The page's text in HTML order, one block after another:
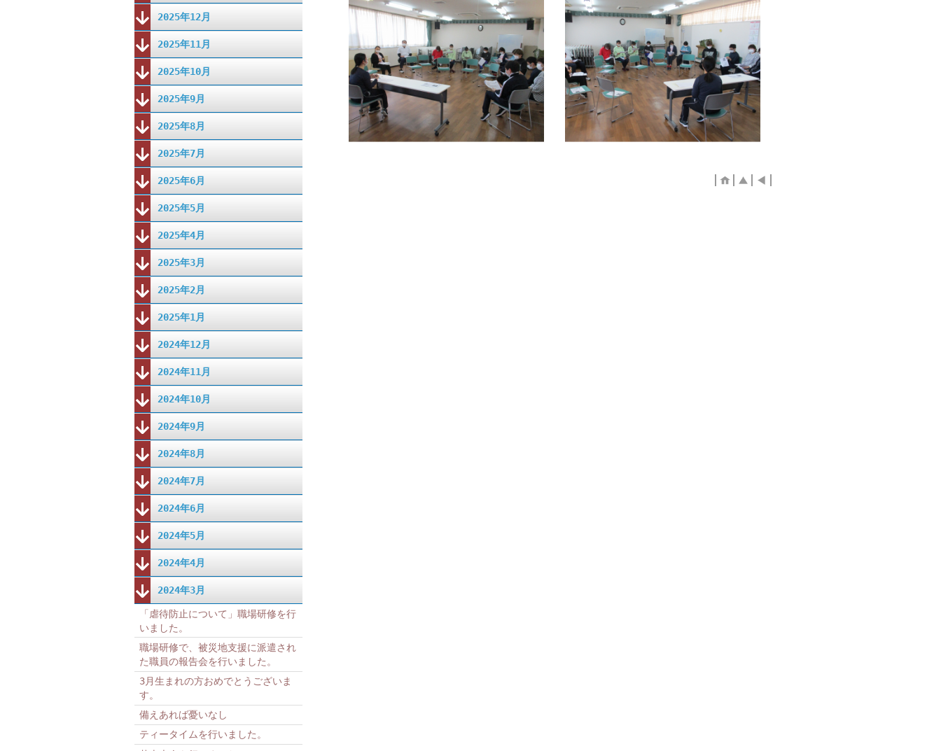
2025年12月
2025年11月
2025年10月
2025年9月
2025年8月
2025年7月
2025年6月
2025年5月
2025年4月
2025年3月
2025年2月
2025年1月
2024年12月
2024年11月
2024年10月
2024年9月
2024年8月
2024年7月
2024年6月
2024年5月
2024年4月
2024年3月
「虐待防止について」職場研修を行
いました。
職場研修で、被災地支援に派遣され
た職員の報告会を行いました。
3月生まれの方おめでとうございま
す。
備えあれば憂いなし
ティータイムを行いました。